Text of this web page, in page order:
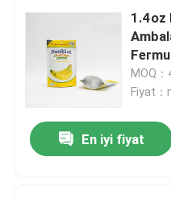
1.4oz
MOQ
Fiyat
En iyi fiyat